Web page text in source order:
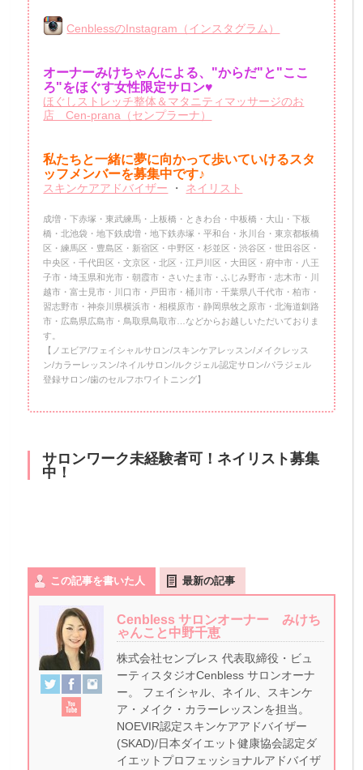
CenblessのInstagram（インスタグラム）
オーナーみけちゃんによる、"からだ"と"ここ
ろ"をほぐす女性限定サロン♥
ほぐしストレッチ整体＆マタニティマッサージのお
店 Cen-prana（センプラーナ）
私たちと一緒に夢に向かって歩いていけるスタ
ッフメンバーを募集中です♪
スキンケアアドバイザー ・ ネイリスト
成増・下赤塚・東武練馬・上板橋・ときわ台・中板橋・大山・下板
橋・北池袋・地下鉄成増・地下鉄赤塚・平和台・氷川台・東京都板橋
区・練馬区・豊島区・新宿区・中野区・杉並区・渋谷区・世田谷区・
中央区・千代田区・文京区・北区・江戸川区・大田区・府中市・八王
子市・埼玉県和光市・朝霞市・さいたま市・ふじみ野市・志木市・川
越市・富士見市・川口市・戸田市・桶川市・千葉県八千代市・柏市・
習志野市・神奈川県横浜市・相模原市・静岡県牧之原市・北海道釧路
市・広島県広島市・鳥取県鳥取市…などからお越しいただいておりま
す。
【ノエビア/フェイシャルサロン/スキンケアレッスン/メイクレッス
ン/カラーレッスン/ネイルサロン/ルクジェル認定サロン/パラジェル
登録サロン/歯のセルフホワイトニング】
サロンワーク未経験者可！ネイリスト募集
中！
この記事を書いた人 最新の記事
Cenbless サロンオーナー みけち
ゃんこと中野千恵
株式会社センブレス 代表取締役・ビュ
ーティスタジオCenbless サロンオーナ
ー。 フェイシャル、ネイル、スキンケ
ア・メイク・カラーレッスンを担当。
NOEVIR認定スキンケアアドバイザー
(SKAD)/日本ダイエット健康協会認定ダ
イエットプロフェッショナルアドバイザ